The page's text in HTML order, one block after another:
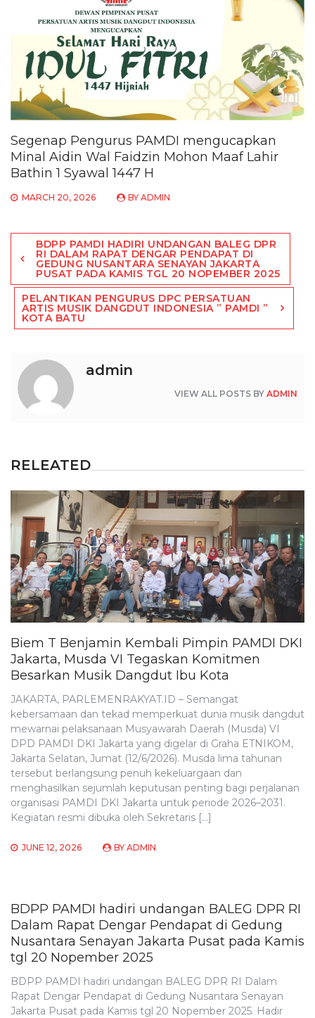
Segenap Pengurus PAMDI mengucapkan
Minal Aidin Wal Faidzin Mohon Maaf Lahir
Bathin 1 Syawal 1447 H
MARCH 20, 2026 BY ADMIN
Post
navigation
BDPP PAMDI HADIRI UNDANGAN BALEG DPR
RI DALAM RAPAT DENGAR PENDAPAT DI
GEDUNG NUSANTARA SENAYAN JAKARTA
PUSAT PADA KAMIS TGL 20 NOPEMBER 2025
PELANTIKAN PENGURUS DPC PERSATUAN
ARTIS MUSIK DANGDUT INDONESIA ” PAMDI ”
KOTA BATU
admin
VIEW ALL POSTS BY ADMIN
RELEATED
Biem T Benjamin Kembali Pimpin PAMDI DKI
Jakarta, Musda VI Tegaskan Komitmen
Besarkan Musik Dangdut Ibu Kota
JAKARTA, PARLEMENRAKYAT.ID – Semangat
kebersamaan dan tekad memperkuat dunia musik dangdut
mewarnai pelaksanaan Musyawarah Daerah (Musda) VI
DPD PAMDI DKI Jakarta yang digelar di Graha ETNIKOM,
Jakarta Selatan, Jumat (12/6/2026). Musda lima tahunan
tersebut berlangsung penuh kekeluargaan dan
menghasilkan sejumlah keputusan penting bagi perjalanan
organisasi PAMDI DKI Jakarta untuk periode 2026–2031.
Kegiatan resmi dibuka oleh Sekretaris […]
JUNE 12, 2026 BY ADMIN
BDPP PAMDI hadiri undangan BALEG DPR RI
Dalam Rapat Dengar Pendapat di Gedung
Nusantara Senayan Jakarta Pusat pada Kamis
tgl 20 Nopember 2025
BDPP PAMDI hadiri undangan BALEG DPR RI Dalam
Rapat Dengar Pendapat di Gedung Nusantara Senayan
Jakarta Pusat pada Kamis tgl 20 Nopember 2025. Hadir